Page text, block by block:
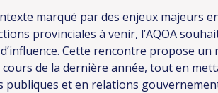
marqué par des enjeux majeurs
provinciales à venir, l’AQOA
Cette rencontre propose
cours de la dernière année, tout en
publiques et en relations